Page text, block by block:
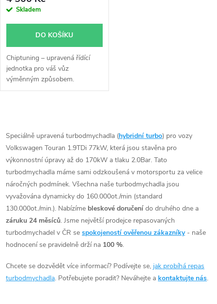
Skladem
DO KOŠÍKU
Chiptuning – upravená řídící
jednotka pro váš vůz
výměnným způsobem.
v
l
á
d
a
c
p
Speciálně upravená turbodmychadla (hybridní turbo) pro vozy
Volkswagen Touran 1.9TDi 77kW, která jsou stavěna pro
výkonnostní úpravy až do 170kW a tlaku 2.0Bar. Tato
turbodmychadla máme sami odzkoušená v motorsportu za velice
náročných podmínek. Všechna naše turbodmychadla jsou
vyvažována dynamicky do 160.000ot./min (standard
130.000ot./min.). Nabízíme bleskové doručení do druhého dne a
záruku 24 měsíců. Jsme největší prodejce repasovaných
turbodmychadel v ČR se spokojeností ověřenou zákazníky- naše
hodnocení se pravidelně drží na 100 %.
Chcete se dozvědět více informací? Podívejte se, jak probíhá repas
turbodmychadla. Potřebujete poradit? Neváhejte a kontaktujte nás.